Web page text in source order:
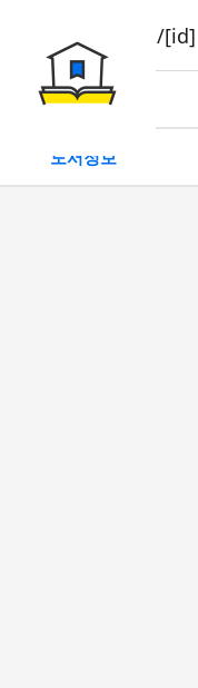
book/rent/[id]
대여
도서정보